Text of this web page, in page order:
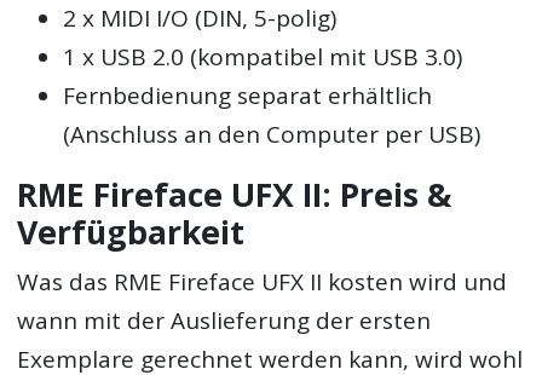
2 x MIDI I/O (DIN, 5-polig)
1 x USB 2.0 (kompatibel mit USB 3.0)
Fernbedienung separat erhältlich
(Anschluss an den Computer per USB)
RME Fireface UFX II: Preis &
Verfügbarkeit
Was das RME Fireface UFX II kosten wird und
wann mit der Auslieferung der ersten
Exemplare gerechnet werden kann, wird wohl